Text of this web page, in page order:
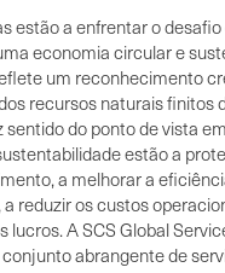
estão a enfrentar o
economia circular e
um reconhecimento
recursos naturais finitos
do ponto de vista
estão a
a melhorar a
a reduzir os custos
lucros. A SCS Global
abrangente de